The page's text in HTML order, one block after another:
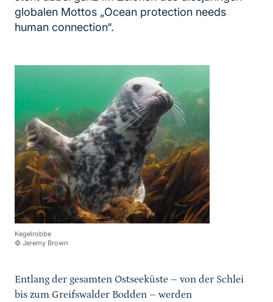
globalen Mottos „Ocean protection needs
human connection“.
Kegelrobbe
© Jeremy Brown
Entlang der gesamten Ostseeküste – von der Schlei
bis zum Greifswalder Bodden – werden